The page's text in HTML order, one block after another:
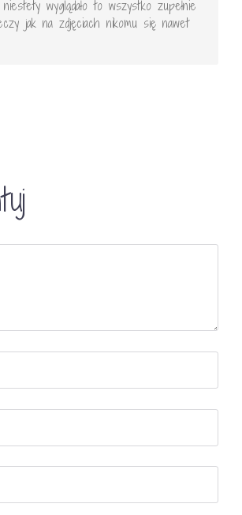
wyglądało to wszystko zupełnie
jak na zdjęciach nikomu się nawet